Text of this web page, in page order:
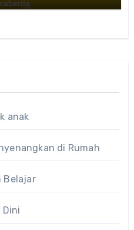
anak
di Rumah
Belajar
Dini